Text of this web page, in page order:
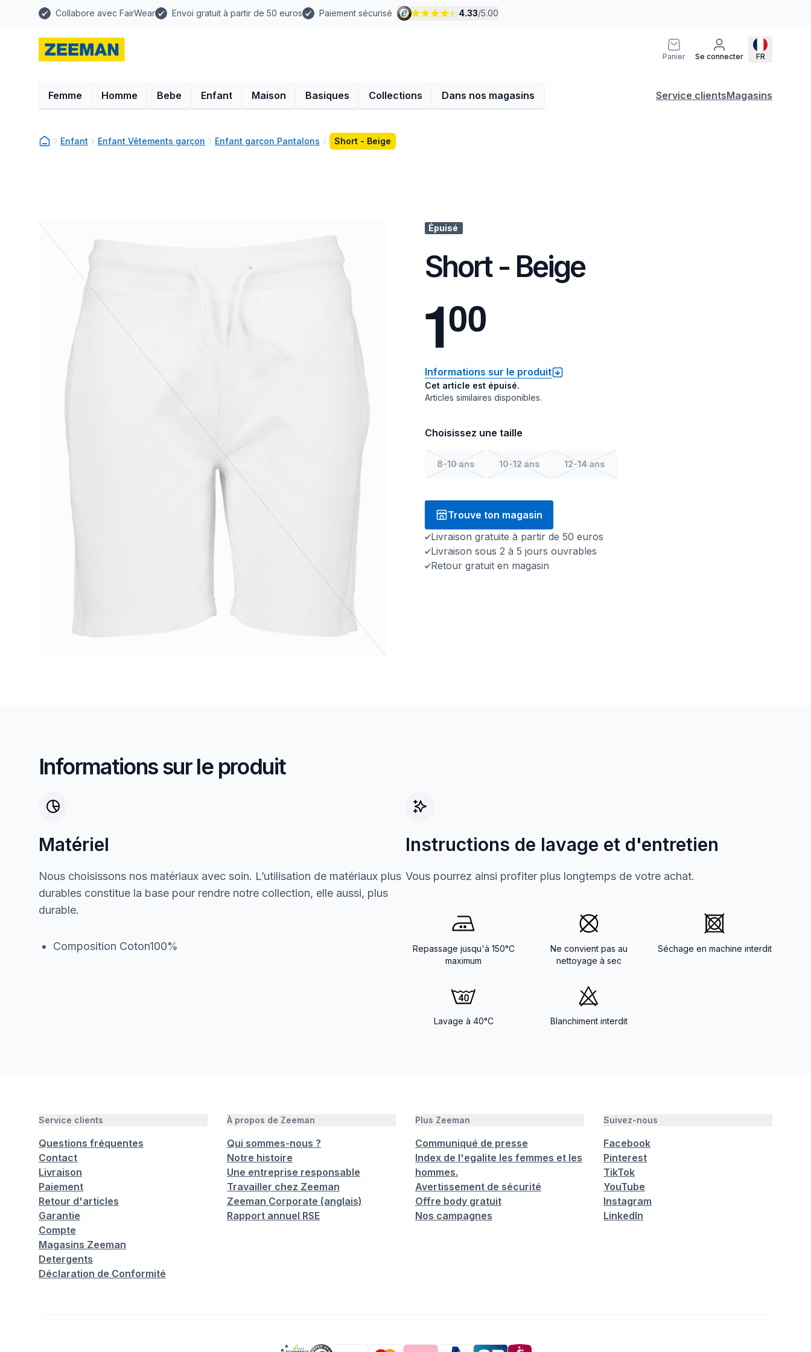
Collabore avec FairWear Envoi gratuit à partir de 50 euros Paiement sécurisé 4.33/5.00
Panier Se connecter FR
Femme Homme Bebe Enfant Maison Basiques Collections Dans nos magasins Service clientsMagasins
Enfant Enfant Vêtements garçon Enfant garçon Pantalons Short - Beige
Épuisé
Short - Beige
100
Informations sur le produit
Cet article est épuisé.
Articles similaires disponibles.
Choisissez une taille
8-10 ans 10-12 ans 12-14 ans
Trouve ton magasin
Livraison gratuite à partir de 50 euros
Livraison sous 2 à 5 jours ouvrables
Retour gratuit en magasin
Informations sur le produit
Matériel
Nous choisissons nos matériaux avec soin. L’utilisation de matériaux plus
durables constitue la base pour rendre notre collection, elle aussi, plus
durable.
Composition Coton100%
Instructions de lavage et d'entretien
Vous pourrez ainsi profiter plus longtemps de votre achat.
Repassage jusqu'à 150°C
maximum
Ne convient pas au
nettoyage à sec
Séchage en machine interdit
Lavage à 40°C Blanchiment interdit
Service clients
Questions fréquentes
Contact
Livraison
Paiement
Retour d'articles
Garantie
Compte
Magasins Zeeman
Detergents
Déclaration de Conformité
À propos de Zeeman
Qui sommes-nous ?
Notre histoire
Une entreprise responsable
Travailler chez Zeeman
Zeeman Corporate (anglais)
Rapport annuel RSE
Plus Zeeman
Communiqué de presse
Index de l'egalite les femmes et les
hommes.
Avertissement de sécurité
Offre body gratuit
Nos campagnes
Suivez-nous
Facebook
Pinterest
TikTok
YouTube
Instagram
LinkedIn